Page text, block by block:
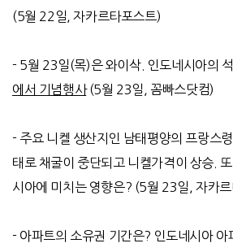
(5월 22일,자카르타포스트)
- 5월 23일(목)은 와이삭. 인도네시아의
에서 기념행사(5월 23일, 꼼빠스닷컴)
- 주요 니켈 생산지인 남태평양의 프랑스
태로 채굴이 중단되고 니켈가격이 상승.
시아에 미치는 영향은? (5월 23일, 자카
- 아파트의 소유권 기간은? 인도네시아